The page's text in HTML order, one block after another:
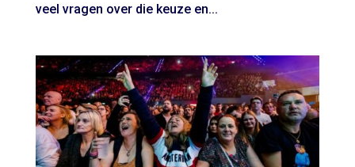
veel vragen over die keuze en...